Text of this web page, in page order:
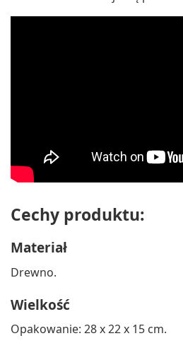
Cechy produktu:
Materiał
Drewno.
Wielkość
Opakowanie: 28 x 22 x 15 cm.